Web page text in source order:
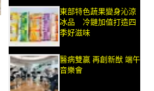
東部特色蔬果變身沁涼
冰品 冷鏈加值打造四
季好滋味
醫病雙贏 再創新猷 端午
音樂會